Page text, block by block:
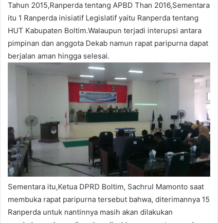
Tahun 2015,Ranperda tentang APBD Than 2016,Sementara
itu 1 Ranperda inisiatif Legislatif yaitu Ranperda tentang
HUT Kabupaten Boltim.Walaupun terjadi interupsi antara
pimpinan dan anggota Dekab namun rapat paripurna dapat
berjalan aman hingga selesai.
Sementara itu,Ketua DPRD Boltim, Sachrul Mamonto saat
membuka rapat paripurna tersebut bahwa, diterimannya 15
Ranperda untuk nantinnya masih akan dilakukan